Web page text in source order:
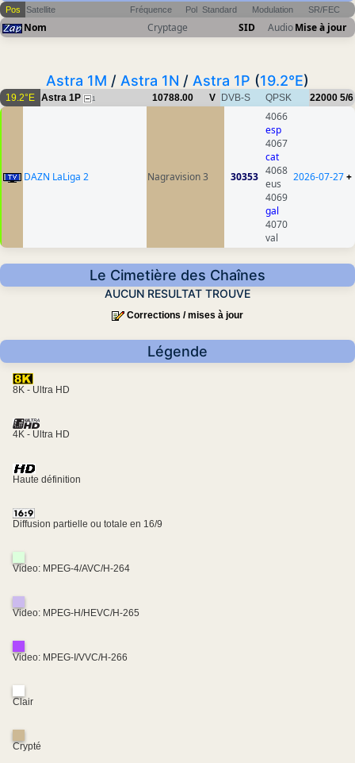
Pos Satellite Fréquence Pol Standard Modulation SR/FEC
Nom Cryptage SID AudioMise à jour
Astra 1M / Astra 1N / Astra 1P (19.2°E)
19.2°E Astra 1P 1 10788.00 V DVB-S QPSK 22000 5/6
DAZN LaLiga 2 Nagravision 3 30353
4066
esp
4067
cat
4068
eus
4069
gal
4070
val
2026-07-27+
Le Cimetière des Chaînes
AUCUN RESULTAT TROUVE
Corrections / mises à jour
Légende
8K - Ultra HD
4K - Ultra HD
Haute définition
Diffusion partielle ou totale en 16/9
Video: MPEG-4/AVC/H-264
Video: MPEG-H/HEVC/H-265
Video: MPEG-I/VVC/H-266
Clair
Crypté